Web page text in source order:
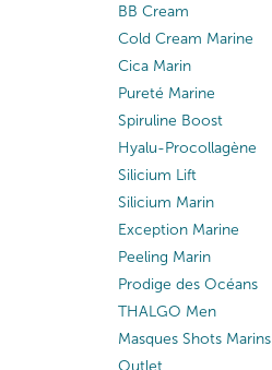
BB Cream
Cold Cream Marine
Cica Marin
Pureté Marine
Spiruline Boost
Hyalu-Procollagène
Silicium Lift
Silicium Marin
Exception Marine
Peeling Marin
Prodige des Océans
THALGO Men
Masques Shots Marins
Outlet